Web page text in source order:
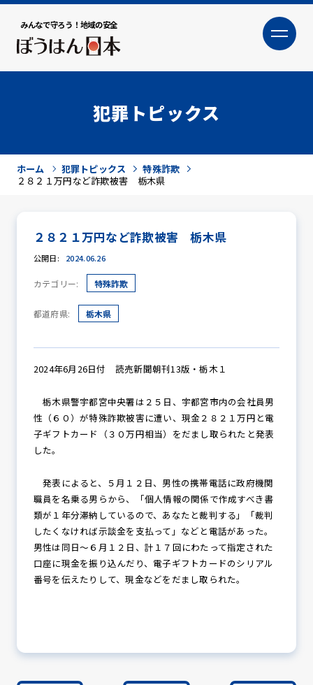
みんなで守ろう！地域の安全
大
防犯活動ニュース
防犯パトロール
防犯セミナー
防犯対策情報
防犯協力会について
犯罪トピックス
ホーム 犯罪トピックス
特殊詐欺
２８２１万円など詐欺被害 栃木県
２８２１万円など詐欺被害 栃木県
公開日: 2024.06.26
カテゴリー: 特殊詐欺
都道府県: 栃木県
2024年6月26日付 読売新聞朝刊13版・栃木１
栃木県警宇都宮中央署は２５日、宇都宮市内の会社員男
性（６０）が特殊詐欺被害に遭い、現金２８２１万円と電
子ギフトカード（３０万円相当）をだまし取られたと発表
した。
発表によると、５月１２日、男性の携帯電話に政府機関
職員を名乗る男らから、「個人情報の関係で作成すべき書
類が１年分滞納しているので、あなたと裁判する」「裁判
したくなければ示談金を支払って」などと電話があった。
男性は同日～６月１２日、計１７回にわたって指定された
口座に現金を振り込んだり、電子ギフトカードのシリアル
番号を伝えたりして、現金などをだまし取られた。